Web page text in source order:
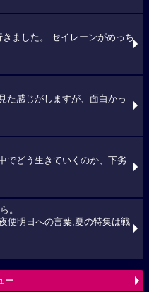
ました。 セイレーンがめっち
た感じがしますが、面白かっ
でどう生きていくのか、下劣
。
便明日への言葉,夏の特集は戦
ー